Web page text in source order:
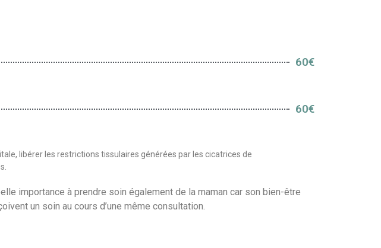
60€
60€
libérer les restrictions tissulaires générées par les cicatrices de
importance à prendre soin également de la maman car son bien-être
un soin au cours d’une même consultation.